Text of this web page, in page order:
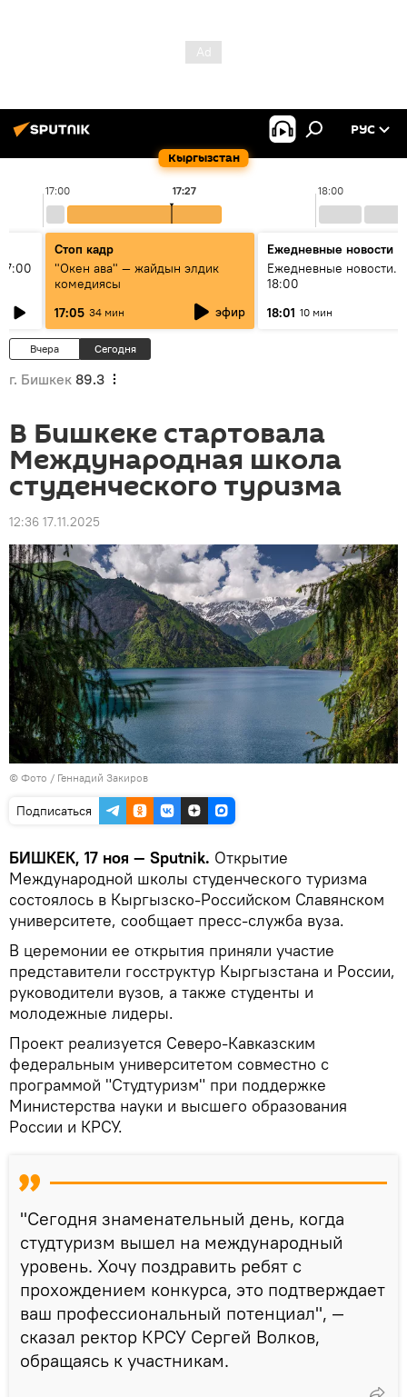
Кыргызстан
РУС
17:00 18:00
17:27
Стоп кадр
"Окен ава" — жайдын элдик
комедиясы
17:05 34 мин эфир
Ежедневные новости
Ежедневные новости.
18:00
18:01 10 мин
Вчера Сегодня
г. Бишкек 89.3
В Бишкеке стартовала
Международная школа
студенческого туризма
12:36 17.11.2025
© Фото / Геннадий Закиров
Подписаться
БИШКЕК, 17 ноя — Sputnik. Открытие
Международной школы студенческого туризма
состоялось в Кыргызско-Российском Славянском
университете, сообщает пресс-служба вуза.
В церемонии ее открытия приняли участие
представители госструктур Кыргызстана и России,
руководители вузов, а также студенты и
молодежные лидеры.
Проект реализуется Северо-Кавказским
федеральным университетом совместно с
программой "Студтуризм" при поддержке
Министерства науки и высшего образования
России и КРСУ.
"Сегодня знаменательный день, когда
студтуризм вышел на международный
уровень. Хочу поздравить ребят с
прохождением конкурса, это подтверждает
ваш профессиональный потенциал", —
сказал ректор КРСУ Сергей Волков,
обращаясь к участникам.